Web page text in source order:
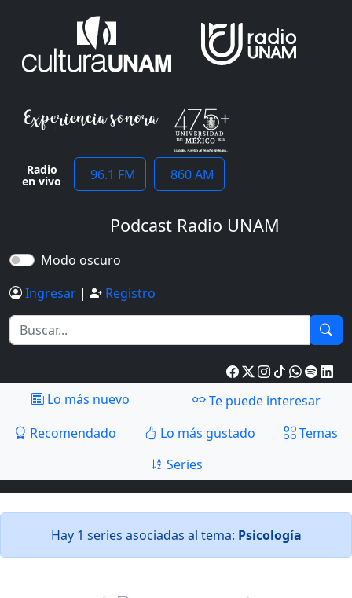
Radio
en vivo 96.1 FM 860 AM
Podcast Radio UNAM
Modo oscuro
Ingresar | Registro
Lo más nuevo
Te puede interesar
Recomendado
Lo más gustado
Temas
Series
Hay 1 series asociadas al tema: Psicología